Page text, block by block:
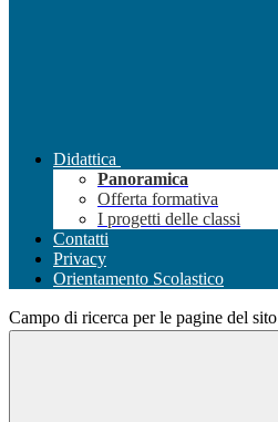
Didattica
Panoramica
Offerta formativa
I progetti delle classi
Contatti
Privacy
Orientamento Scolastico
Campo di ricerca per le pagine del sito